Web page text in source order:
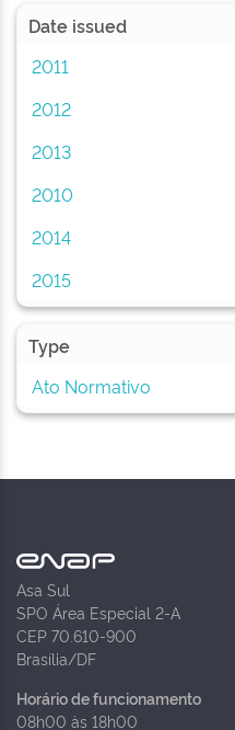
Date issued
2011
2012
2013
2010
2014
2015
Type
Ato Normativo
Asa Sul
SPO Área Especial 2-A
CEP 70.610-900
Brasília/DF
Horário de funcionamento
08h00 às 18h00